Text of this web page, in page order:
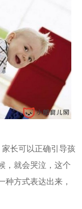
长可以正确引导孩
，就会哭泣，这个
种方式表达出来，